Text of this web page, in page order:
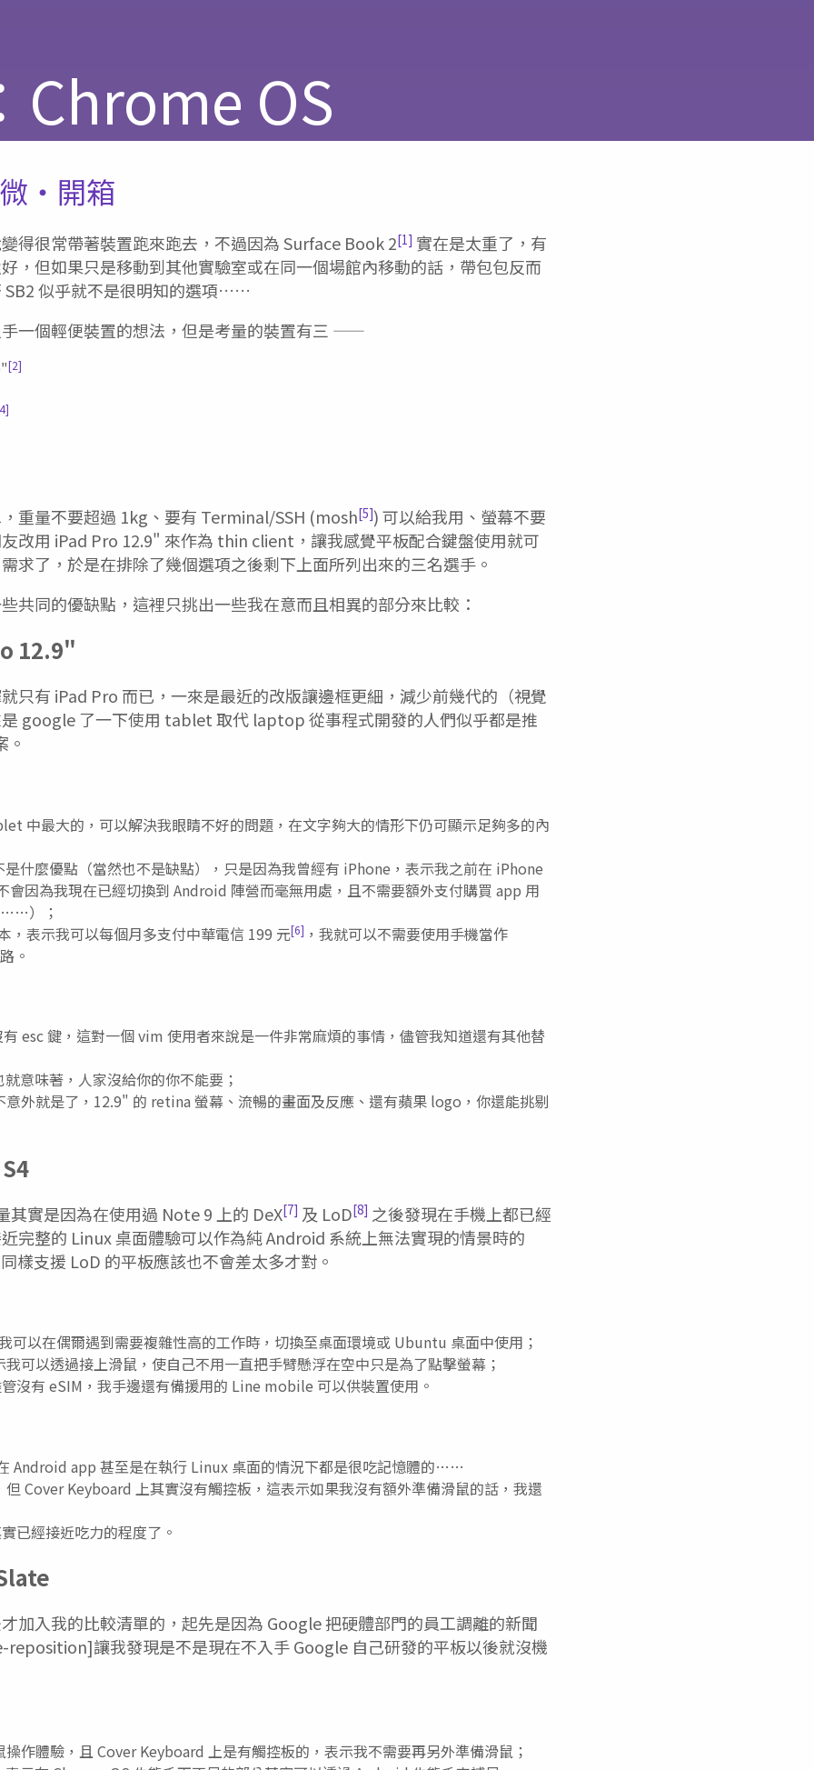
Chrome OS
・開箱
得很常帶著裝置跑來跑去，不過因為 Surface Book 2[1] 實在是太重了，有
，但如果只是移動到其他實驗室或在同一個場館內移動的話，帶包包反而
SB2 似乎就不是很明知的選項……
一個輕便裝置的想法，但是考量的裝置有三 ——
[2]
重量不要超過 1kg、要有 Terminal/SSH (mosh[5]) 可以給我用、螢幕不要
改用 iPad Pro 12.9" 來作為 thin client，讓我感覺平板配合鍵盤使用就可
求了，於是在排除了幾個選項之後剩下上面所列出來的三名選手。
共同的優缺點，這裡只挑出一些我在意而且相異的部分來比較：
12.9"
只有 iPad Pro 而已，一來是最近的改版讓邊框更細，減少前幾代的（視覺
google 了一下使用 tablet 取代 laptop 從事程式開發的人們似乎都是推
。
中最大的，可以解決我眼睛不好的問題，在文字夠大的情形下仍可顯示足夠多的內
什麼優點（當然也不是缺點），只是因為我曾經有 iPhone，表示我之前在 iPhone
會因為我現在已經切換到 Android 陣營而毫無用處，且不需要額外支付購買 app 用
……）；
，表示我可以每個月多支付中華電信 199 元[6] ，我就可以不需要使用手機當作
。
esc 鍵，這對一個 vim 使用者來說是一件非常麻煩的事情，儘管我知道還有其他替
意味著，人家沒給你的你不能要；
意外就是了，12.9" 的 retina 螢幕、流暢的畫面及反應、還有蘋果 logo，你還能挑剔
其實是因為在使用過 Note 9 上的 DeX[7] 及 LoD[8] 之後發現在手機上都已經
完整的 Linux 桌面體驗可以作為純 Android 系統上無法實現的情景時的
樣支援 LoD 的平板應該也不會差太多才對。
可以在偶爾遇到需要複雜性高的工作時，切換至桌面環境或 Ubuntu 桌面中使用；
可以透過接上滑鼠，使自己不用一直把手臂懸浮在空中只是為了點擊螢幕；
沒有 eSIM，我手邊還有備援用的 Line mobile 可以供裝置使用。
Android app 甚至是在執行 Linux 桌面的情況下都是很吃記憶體的……
Cover Keyboard 上其實沒有觸控板，這表示如果我沒有額外準備滑鼠的話，我還
已經接近吃力的程度了。
加入我的比較清單的，起先是因為 Google 把硬體部門的員工調離的新聞
讓我發現是不是現在不入手 Google 自己研發的平板以後就沒機
作體驗，且 Cover Keyboard 上是有觸控板的，表示我不需要再另外準備滑鼠；